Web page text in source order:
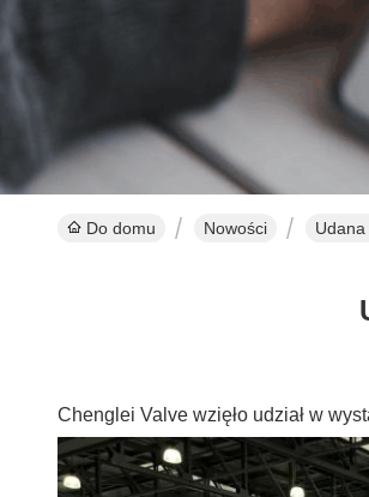
Do domu Nowości
Chenglei Valve wzięło udział w